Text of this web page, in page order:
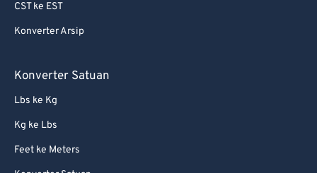
CST ke EST
Konverter Arsip
Konverter Satuan
Lbs ke Kg
Kg ke Lbs
Feet ke Meters